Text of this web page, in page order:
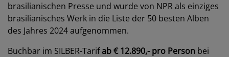
brasilianischen Presse und wurde von NPR als einziges
brasilianisches Werk in die Liste der 50 besten Alben
des Jahres 2024 aufgenommen.
Buchbar im SILBER-Tarifab € 12.890,- pro Person bei